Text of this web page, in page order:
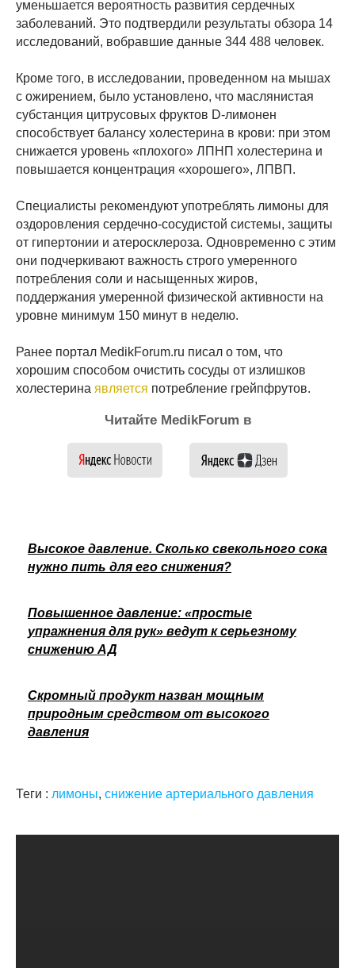
уменьшается вероятность развития сердечных
заболеваний. Это подтвердили результаты обзора 14
исследований, вобравшие данные 344 488 человек.
Кроме того, в исследовании, проведенном на мышах
с ожирением, было установлено, что маслянистая
субстанция цитрусовых фруктов D-лимонен
способствует балансу холестерина в крови: при этом
снижается уровень «плохого» ЛПНП холестерина и
повышается концентрация «хорошего», ЛПВП.
Специалисты рекомендуют употреблять лимоны для
оздоровления сердечно-сосудистой системы, защиты
от гипертонии и атеросклероза. Одновременно с этим
они подчеркивают важность строго умеренного
потребления соли и насыщенных жиров,
поддержания умеренной физической активности на
уровне минимум 150 минут в неделю.
Ранее портал MedikForum.ru писал о том, что
хорошим способом очистить сосуды от излишков
холестерина является потребление грейпфрутов.
Читайте MedikForum в
Высокое давление. Сколько свекольного сока
нужно пить для его снижения?
Повышенное давление: «простые
упражнения для рук» ведут к серьезному
снижению АД
Скромный продукт назван мощным
природным средством от высокого
давления
Теги : лимоны, снижение артериального давления